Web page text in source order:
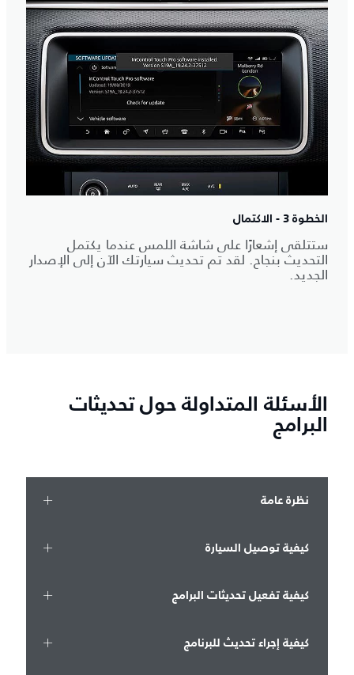
الخطوة 3 - الاكتمال
ستتلقى إشعارًا على شاشة اللمس عندما يكتمل
التحديث بنجاح. لقد تم تحديث سيارتك الآن إلى الإصدار
الجديد.
الأسئلة المتداولة حول تحديثات
البرامج
نظرة عامة
كيفية توصيل السيارة
كيفية تفعيل تحديثات البرامج
كيفية إجراء تحديث للبرنامج